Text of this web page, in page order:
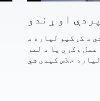
پردې او ړندو
د کړکیو لپاره د
وکړي یا د لمر